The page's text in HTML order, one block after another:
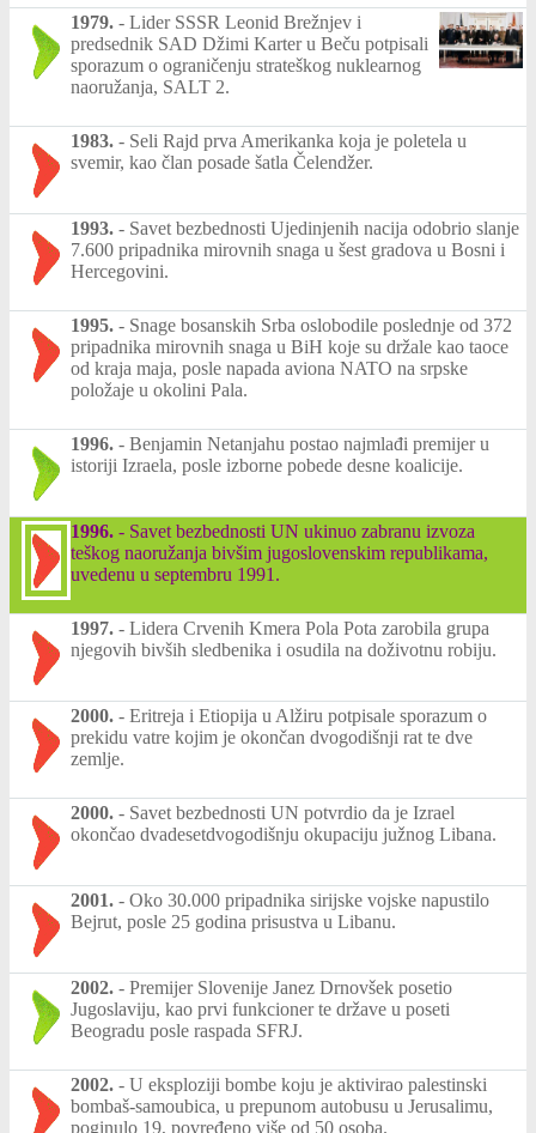
1979. - Lider SSSR Leonid Brežnjev i
predsednik SAD Džimi Karter u Beču potpisali
sporazum o ograničenju strateškog nuklearnog
naoružanja, SALT 2.
1983. - Seli Rajd prva Amerikanka koja je poletela u
svemir, kao član posade šatla Čelendžer.
1993. - Savet bezbednosti Ujedinjenih nacija odobrio slanje
7.600 pripadnika mirovnih snaga u šest gradova u Bosni i
Hercegovini.
1995. - Snage bosanskih Srba oslobodile poslednje od 372
pripadnika mirovnih snaga u BiH koje su držale kao taoce
od kraja maja, posle napada aviona NATO na srpske
položaje u okolini Pala.
1996. - Benjamin Netanjahu postao najmlađi premijer u
istoriji Izraela, posle izborne pobede desne koalicije.
1996. - Savet bezbednosti UN ukinuo zabranu izvoza
teškog naoružanja bivšim jugoslovenskim republikama,
uvedenu u septembru 1991.
1997. - Lidera Crvenih Kmera Pola Pota zarobila grupa
njegovih bivših sledbenika i osudila na doživotnu robiju.
2000. - Eritreja i Etiopija u Alžiru potpisale sporazum o
prekidu vatre kojim je okončan dvogodišnji rat te dve
zemlje.
2000. - Savet bezbednosti UN potvrdio da je Izrael
okončao dvadesetdvogodišnju okupaciju južnog Libana.
2001. - Oko 30.000 pripadnika sirijske vojske napustilo
Bejrut, posle 25 godina prisustva u Libanu.
2002. - Premijer Slovenije Janez Drnovšek posetio
Jugoslaviju, kao prvi funkcioner te države u poseti
Beogradu posle raspada SFRJ.
2002. - U eksploziji bombe koju je aktivirao palestinski
bombaš-samoubica, u prepunom autobusu u Jerusalimu,
poginulo 19, povređeno više od 50 osoba.